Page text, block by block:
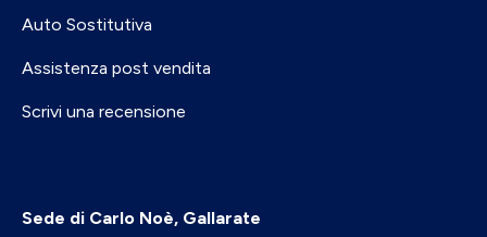
Auto Sostitutiva
Assistenza post vendita
Scrivi una recensione
Sede di Carlo Noè, Gallarate